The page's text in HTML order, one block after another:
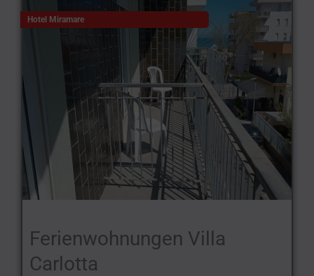
Hotel Miramare
Ferienwohnungen Villa
Carlotta